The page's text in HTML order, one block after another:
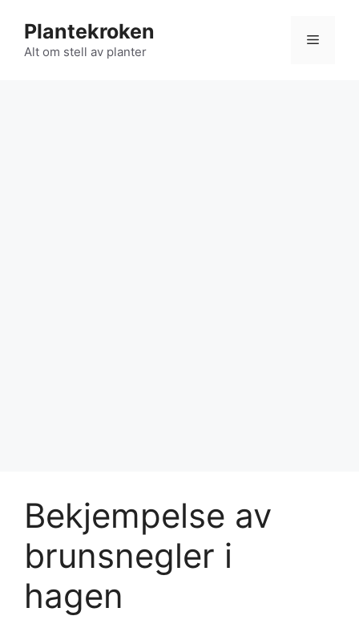
innhold
Plantekroken
Alt om stell av planter
Meny
Bekjempelse av
brunsnegler i
hagen